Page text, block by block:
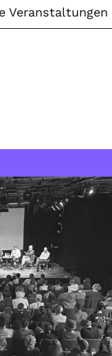
Veranstaltungen